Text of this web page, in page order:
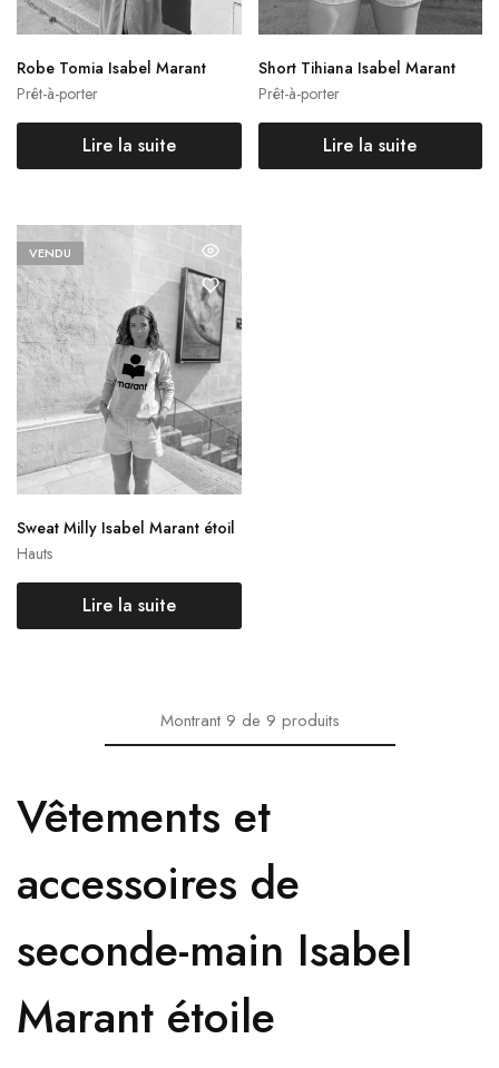
Prêt-à-porter
Robe Tomia Isabel Marant
Lire la suite
Prêt-à-porter
Short Tihiana Isabel Marant
Lire la suite
VENDU
Hauts
Sweat Milly Isabel Marant étoil
e
Lire la suite
Montrant9 de 9 produits
Vêtements et
accessoires de
seconde-main Isabel
Marant étoile